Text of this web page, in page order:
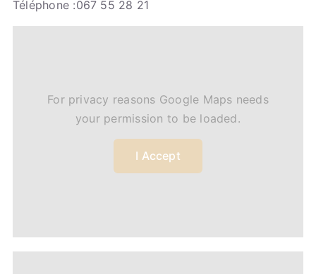
Téléphone :067 55 28 21
For privacy reasons Google Maps needs
your permission to be loaded.
I Accept